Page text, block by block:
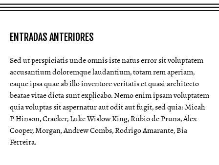
ENTRADAS ANTERIORES
Sed ut perspiciatis unde omnis iste natus error sit voluptatem
accusantium doloremque laudantium, totam rem aperiam,
eaque ipsa quae ab illo inventore veritatis et quasi architecto
beatae vitae dicta sunt explicabo. Nemo enim ipsam voluptatem
quia voluptas sit aspernatur aut odit aut fugit, sed quia: Micah
P Hinson, Cracker, Luke Wislow King, Rubio de Pruna, Alex
Cooper, Morgan, Andrew Combs, Rodrigo Amarante, Bia
Ferreira.